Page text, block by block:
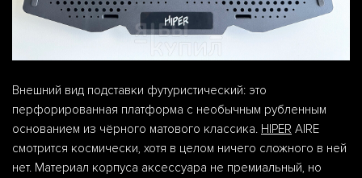
Внешний вид подставки футуристический: это
перфорированная платформа с необычным рубленным
основанием из чёрного матового классика. HIPER AIRE
смотрится космически, хотя в целом ничего сложного в ней
нет. Материал корпуса аксессуара не премиальный, но